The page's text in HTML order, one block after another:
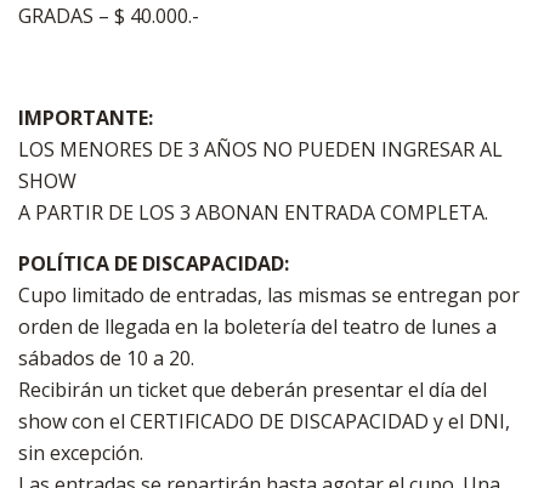
GRADAS – $ 40.000.-
IMPORTANTE:
LOS MENORES DE 3 AÑOS NO PUEDEN INGRESAR AL
SHOW
A PARTIR DE LOS 3 ABONAN ENTRADA COMPLETA.
POLÍTICA DE DISCAPACIDAD:
Cupo limitado de entradas, las mismas se entregan por
orden de llegada en la boletería del teatro de lunes a
sábados de 10 a 20.
Recibirán un ticket que deberán presentar el día del
show con el CERTIFICADO DE DISCAPACIDAD y el DNI,
sin excepción.